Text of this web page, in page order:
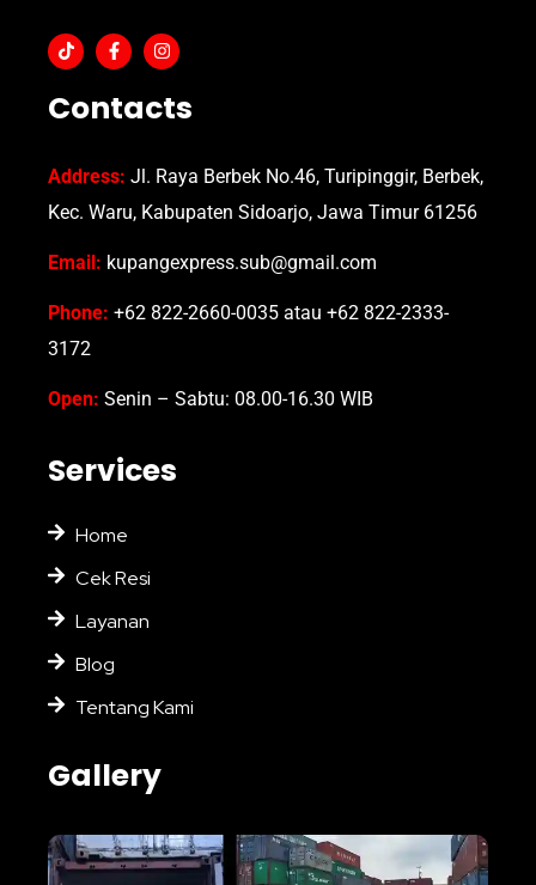
Contacts
Address: Jl. Raya Berbek No.46, Turipinggir, Berbek,
Kec. Waru, Kabupaten Sidoarjo, Jawa Timur 61256
Email: kupangexpress.sub@gmail.com
Phone: +62 822-2660-0035 atau +62 822-2333-
3172
Open: Senin – Sabtu: 08.00-16.30 WIB
Services
Home
Cek Resi
Layanan
Blog
Tentang Kami
Gallery